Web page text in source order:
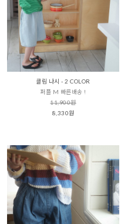
클림 나시 - 2 COLOR
퍼플 M 빠른배송 !
11,900원
8,330원